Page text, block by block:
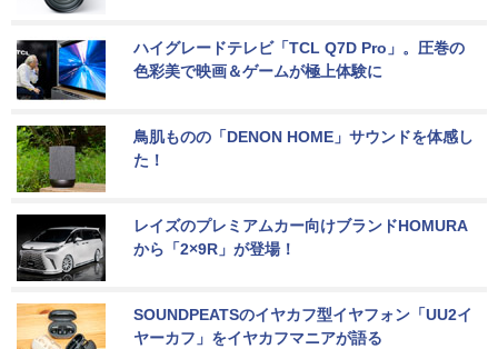
ハイグレードテレビ「TCL Q7D Pro」。圧巻の
色彩美で映画＆ゲームが極上体験に
鳥肌ものの「DENON HOME」サウンドを体感し
た！
レイズのプレミアムカー向けブランドHOMURA
から「2×9R」が登場！
SOUNDPEATSのイヤカフ型イヤフォン「UU2イ
ヤーカフ」をイヤカフマニアが語る